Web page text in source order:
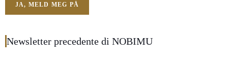
Newsletter precedente di NOBIMU